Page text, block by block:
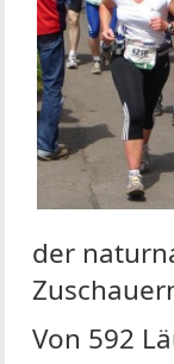
der
Von 592